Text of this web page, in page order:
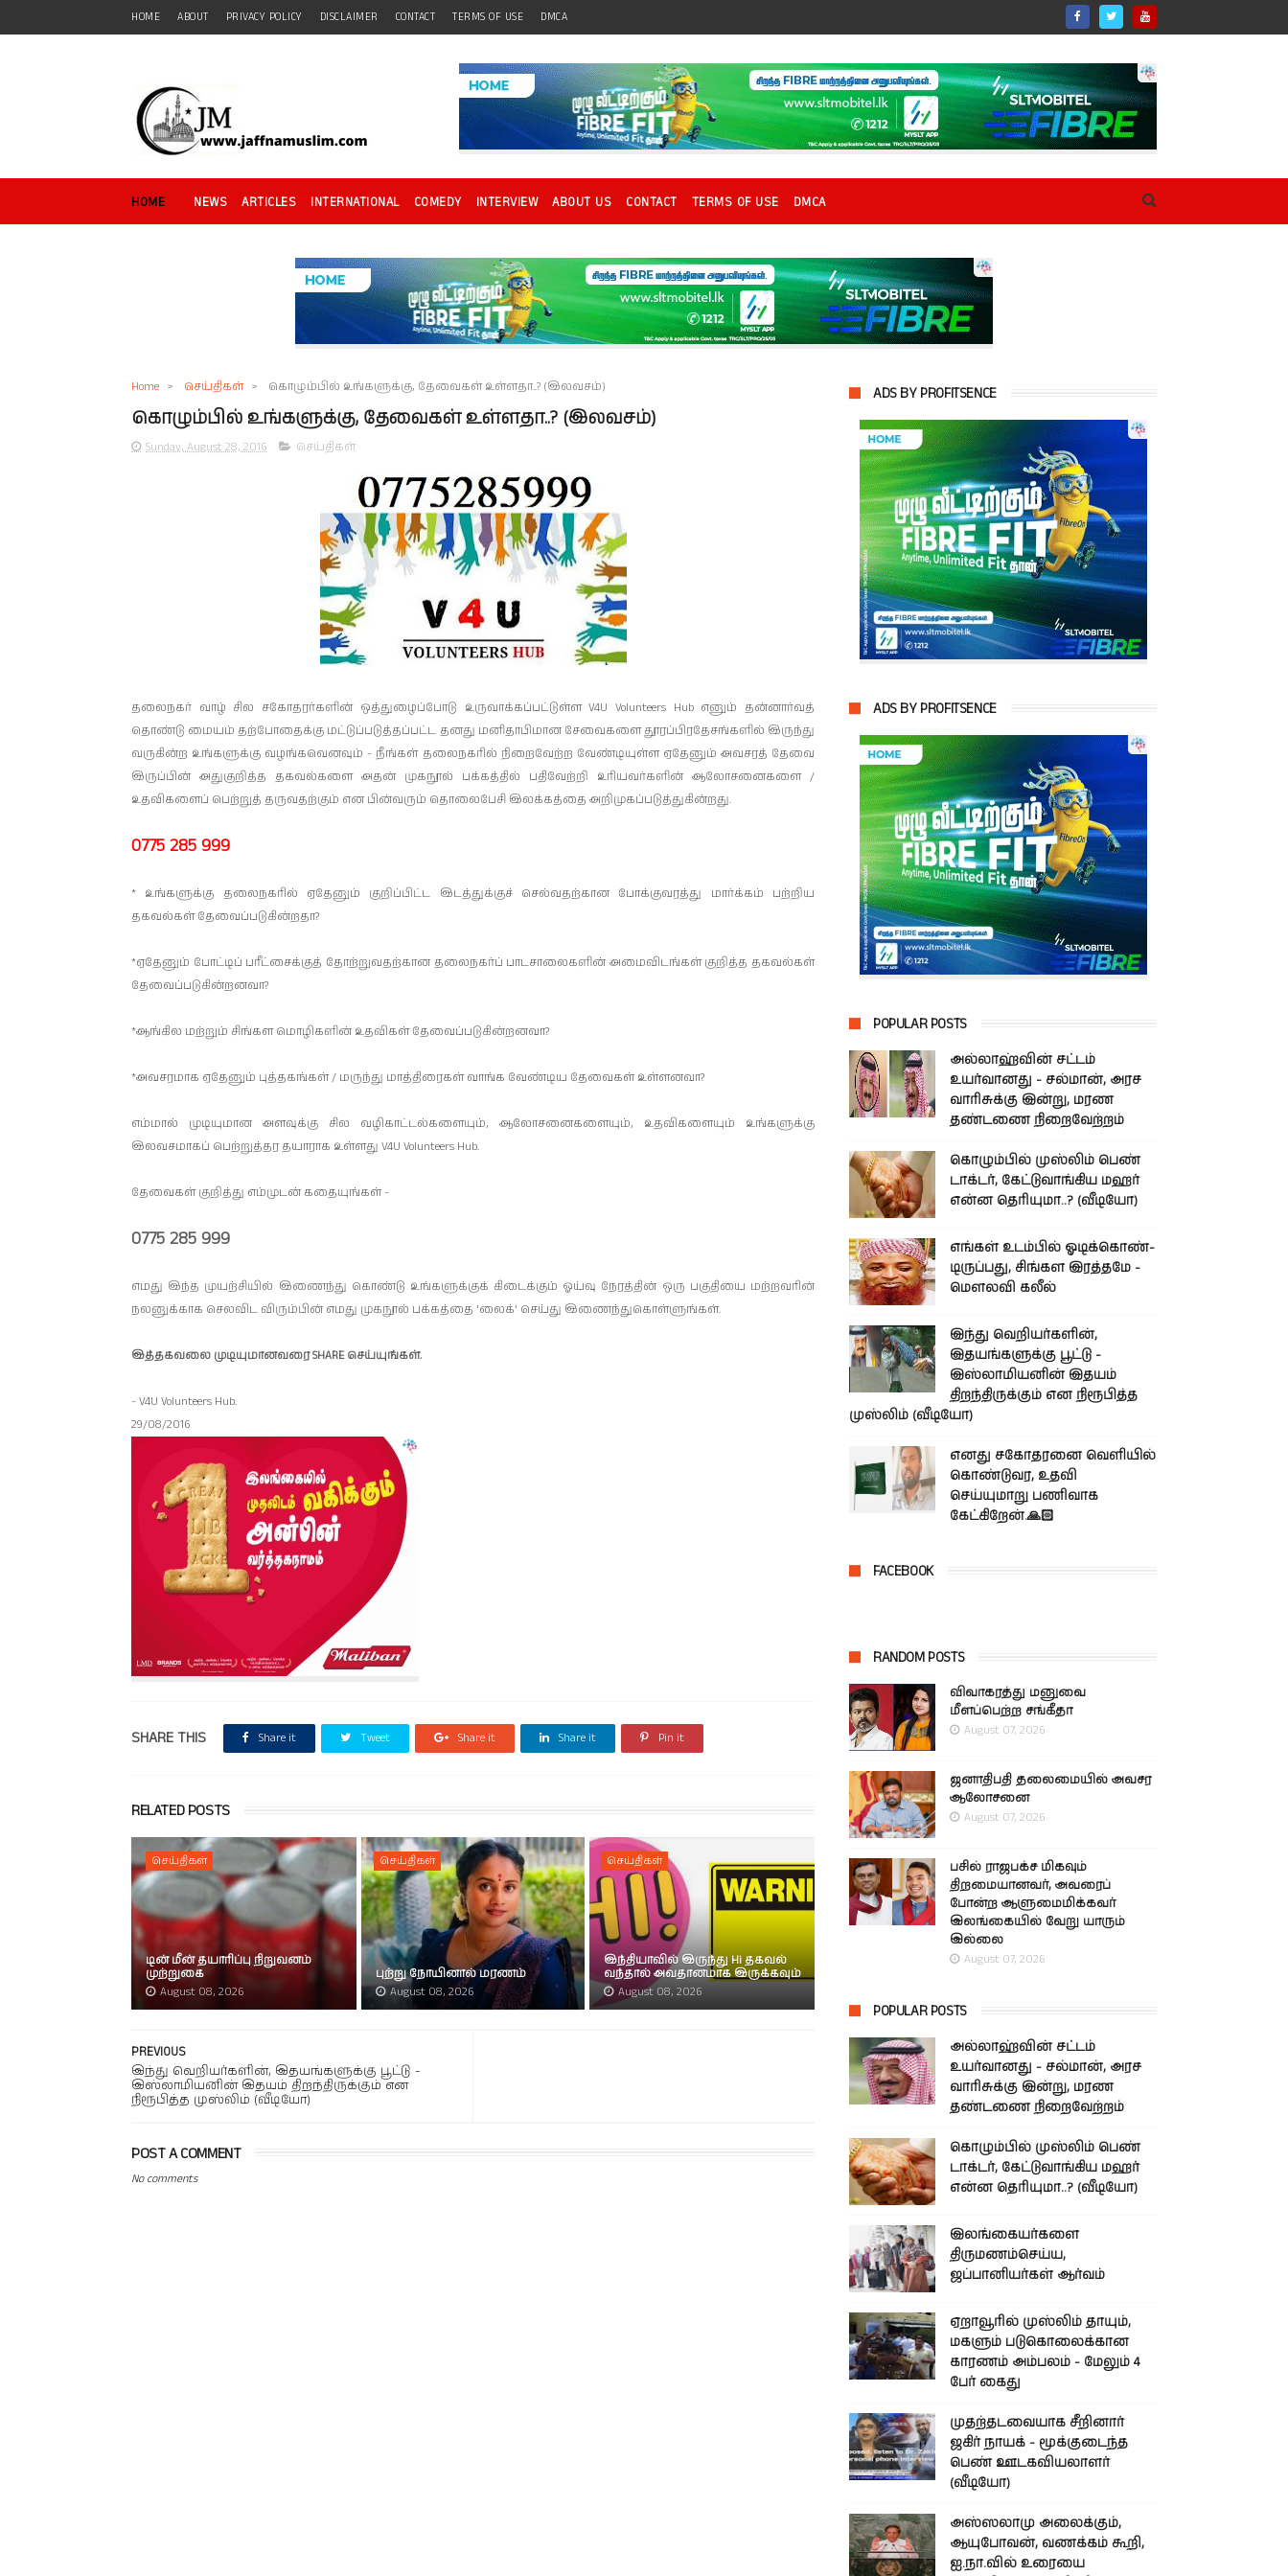
HOME ABOUT PRIVACY POLICY DISCLAIMER CONTACT TERMS OF USE DMCA
HOME NEWS ARTICLES INTERNATIONAL COMEDY INTERVIEW ABOUT US CONTACT TERMS OF USE DMCA
Home > செய்திகள் > கொழும்பில் உங்களுக்கு, தேவைகள் உள்ளதா..? (இலவசம்)
கொழும்பில் உங்களுக்கு, தேவைகள் உள்ளதா..? (இலவசம்)
Sunday, August 28, 2016 செய்திகள்
தலைநகர் வாழ் சில சகோதரர்களின் ஒத்துழைப்போடு உருவாக்கப்பட்டுள்ள V4U Volunteers Hub எனும் தன்னார்வத்
தொண்டு மையம் தற்போதைக்கு மட்டுப்படுத்தப்பட்ட தனது மனிதாபிமான சேவைகளை தூரப்பிரதேசங்களில் இருந்து
வருகின்ற உங்களுக்கு வழங்கவெனவும் - நீங்கள் தலைநகரில் நிறைவேற்ற வேண்டியுள்ள ஏதேனும் அவசரத் தேவை
இருப்பின் அதுகுறித்த தகவல்களை அதன் முகநூல் பக்கத்தில் பதிவேற்றி உரியவர்களின் ஆலோசனைகளை /
உதவிகளைப் பெற்றுத் தருவதற்கும் என பின்வரும் தொலைபேசி இலக்கத்தை அறிமுகப்படுத்துகின்றது.
0775 285 999
* உங்களுக்கு தலைநகரில் ஏதேனும் குறிப்பிட்ட இடத்துக்குச் செல்வதற்கான போக்குவரத்து மார்க்கம் பற்றிய
தகவல்கள் தேவைப்படுகின்றதா?
*ஏதேனும் போட்டிப் பரீட்சைக்குத் தோற்றுவதற்கான தலைநகர்ப் பாடசாலைகளின் அமைவிடங்கள் குறித்த தகவல்கள்
தேவைப்படுகின்றனவா?
*ஆங்கில மற்றும் சிங்கள மொழிகளின் உதவிகள் தேவைப்படுகின்றனவா?
*அவசரமாக ஏதேனும் புத்தகங்கள் / மருந்து மாத்திரைகள் வாங்க வேண்டிய தேவைகள் உள்ளனவா?
எம்மால் முடியுமான அளவுக்கு சில வழிகாட்டல்களையும், ஆலோசனைகளையும், உதவிகளையும் உங்களுக்கு
இலவசமாகப் பெற்றுத்தர தயாராக உள்ளது V4U Volunteers Hub.
தேவைகள் குறித்து எம்முடன் கதையுங்கள் -
0775 285 999
எமது இந்த முயற்சியில் இணைந்து கொண்டு உங்களுக்குக் கிடைக்கும் ஓய்வு நேரத்தின் ஒரு பகுதியை மற்றவரின்
நலனுக்காக செலவிட விரும்பின் எமது முகநூல் பக்கத்தை 'லைக்' செய்து இணைந்துகொள்ளுங்கள்.
இத்தகவலை முடியுமானவரை SHARE செய்யுங்கள்.
- V4U Volunteers Hub.
29/08/2016
SHARE THIS Share it Tweet Share it Share it Pin it
RELATED POSTS
செய்திகள்
டின் மீன் தயாரிப்பு நிறுவனம்
முற்றுகை
August 08, 2026
செய்திகள்
புற்று நோயினால் மரணம்
August 08, 2026
செய்திகள்
இந்தியாவில் இருந்து Hi தகவல்
வந்தால் அவதானமாக இருக்கவும்
August 08, 2026
PREVIOUS
இந்து வெறியர்களின், இதயங்களுக்கு பூட்டு -
இஸ்லாமியனின் இதயம் திறந்திருக்கும் என
நிரூபித்த முஸ்லிம் (வீடியோ)
POST A COMMENT
No comments
ADS BY PROFITSENCE
ADS BY PROFITSENCE
POPULAR POSTS
அல்லாஹ்வின் சட்டம்
உயர்வானது - சல்மான், அரச
வாரிசுக்கு இன்று, மரண
தண்டணை நிறைவேற்றம்
கொழும்பில் முஸ்லிம் பெண்
டாக்டர், கேட்டுவாங்கிய மஹர்
என்ன தெரியுமா..? (வீடியோ)
எங்கள் உடம்பில் ஓடிக்­கொண்­
டி­ருப்­பது, சிங்­கள இரத்­தமே -
மௌலவி கலீல்
இந்து வெறியர்களின்,
இதயங்களுக்கு பூட்டு -
இஸ்லாமியனின் இதயம்
திறந்திருக்கும் என நிரூபித்த
முஸ்லிம் (வீடியோ)
எனது சகோதரனை வெளியில்
கொண்டுவர, உதவி
செய்யுமாறு பணிவாக
கேட்கிறேன்.🙏🏻
FACEBOOK
RANDOM POSTS
விவாகரத்து மனுவை
மீளப்பெற்ற சங்கீதா
August 07, 2026
ஜனாதிபதி தலைமையில் அவசர
ஆலோசனை
August 07, 2026
பசில் ராஜபக்ச மிகவும்
திறமையானவர், அவரைப்
போன்ற ஆளுமைமிக்கவர்
இலங்கையில் வேறு யாரும்
இல்லை
August 07, 2026
POPULAR POSTS
அல்லாஹ்வின் சட்டம்
உயர்வானது - சல்மான், அரச
வாரிசுக்கு இன்று, மரண
தண்டணை நிறைவேற்றம்
கொழும்பில் முஸ்லிம் பெண்
டாக்டர், கேட்டுவாங்கிய மஹர்
என்ன தெரியுமா..? (வீடியோ)
இலங்கையர்களை
திருமணம்செய்ய,
ஜப்பானியர்கள் ஆர்வம்
ஏறாவூரில் முஸ்லிம் தாயும்,
மகளும் படுகொலைக்கான
காரணம் அம்பலம் - மேலும் 4
பேர் கைது
முதற்தடவையாக சீறினார்
ஜகிர் நாயக் - மூக்குடைந்த
பெண் ஊடகவியலாளர்
(வீடியோ)
அஸ்ஸலாமு அலைக்கும்,
ஆயுபோவன், வணக்கம் கூறி,
ஐ.நா.வில் உரையை